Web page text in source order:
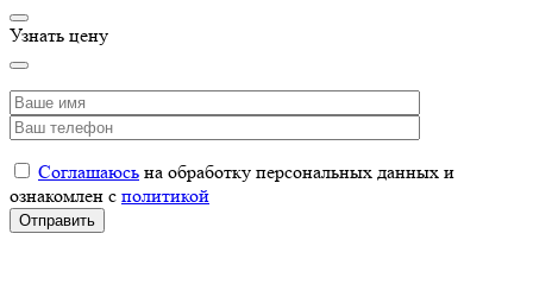
Узнать цену
Соглашаюсь на обработку персональных данных и
ознакомлен с политикой